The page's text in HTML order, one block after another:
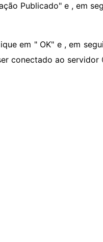
Publicado" e , em
em " OK" e , em
conectado ao servidor